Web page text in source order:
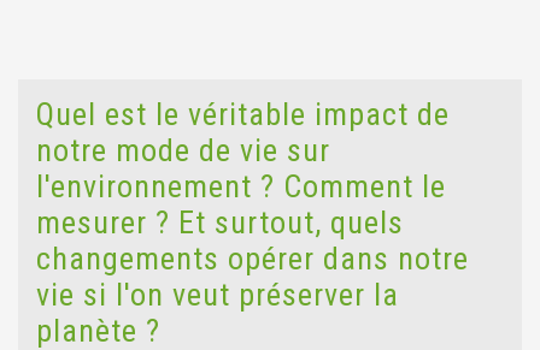
Quel est le véritable impact de
notre mode de vie sur
l'environnement ? Comment le
mesurer ? Et surtout, quels
changements opérer dans notre
vie si l'on veut préserver la
planète ?